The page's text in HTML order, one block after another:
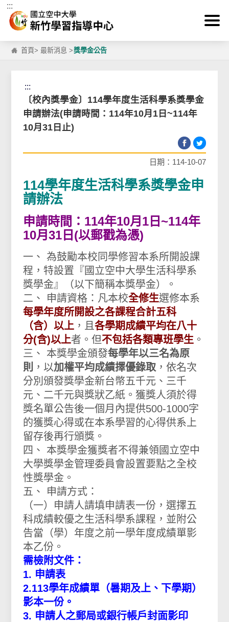
跳到主要內容區塊
:::
首頁>最新消息 >獎學金公告
:::
〔校內獎學金〕114學年度生活科學系獎學金
申請辦法(申請時間：114年10月1日~114年
10月31日止)
日期：114-10-07
114學年度生活科學系獎學金申
請辦法
申請時間：114年10月1日~114年
10月31日(以郵戳為憑)
一、 為鼓勵本校同學修習本系所開設課
程，特設置『國立空中大學生活科學系
獎學金』（以下簡稱本獎學金）。
二、 申請資格：凡本校全修生選修本系
每學年度所開設之各課程合計五科
（含）以上 ，且各學期成績平均在八十
分(含)以上者。但不包括各類專班學生 。
三、 本獎學金頒發每學年以三名為原
則 ，以加權平均成績擇優錄取 ，依名次
分別頒發獎學金新台幣五千元、三千
元、二千元與獎狀乙紙。獲獎人須於得
獎名單公告後一個月內提供500-1000字
的獲獎心得或在本系學習的心得供系上
留存後再行頒獎。
四、 本獎學金獲獎者不得兼領國立空中
大學獎學金管理委員會設置要點之全校
性獎學金。
五、 申請方式：
（一）申請人請填申請表一份，選擇五
科成績較優之生活科學系課程，並附公
告當（學）年度之前一學年度成績單影
本乙份。
需檢附文件：
1. 申請表
2.113學年成績單（暑期及上、下學期）
影本一份。
3. 申請人之郵局或銀行帳戶封面影印